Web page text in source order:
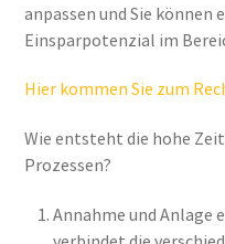
anpassen und Sie können
Einsparpotenzial im
Hier kommen Sie zum
Wie entsteht die hohe
Prozessen?
Annahme und Anlage